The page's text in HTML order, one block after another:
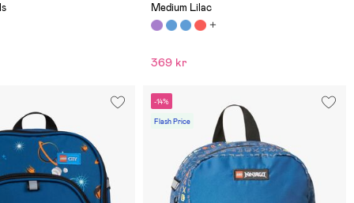
Medium Lilac
369 kr
-14%
Flash Price